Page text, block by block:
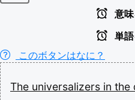
意
単
このボタンはなに？
The universalizers in the